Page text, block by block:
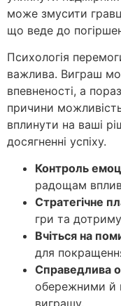
може змусити
що веде до
Психологія
важлива. Виграш
впевненості, а
причини
вплинути на ваші
досягненні успіху.
Контроль
радощам
Стратегічне
гри та
Вчіться на
для
Справедлива
обережними й